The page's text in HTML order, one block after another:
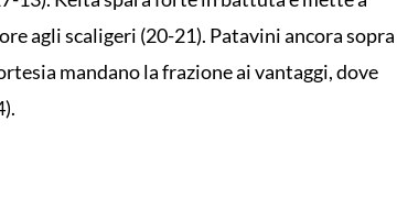
agli scaligeri (20-21). Patavini ancora sopra
mandano la frazione ai vantaggi, dove